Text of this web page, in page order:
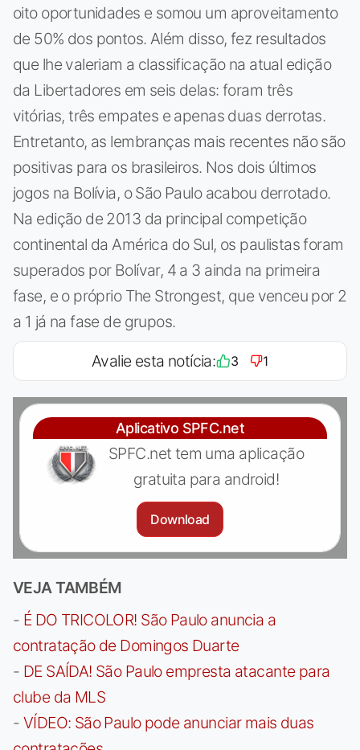
oito oportunidades e somou um aproveitamento
de 50% dos pontos. Além disso, fez resultados
que lhe valeriam a classificação na atual edição
da Libertadores em seis delas: foram três
vitórias, três empates e apenas duas derrotas.
Entretanto, as lembranças mais recentes não são
positivas para os brasileiros. Nos dois últimos
jogos na Bolívia, o São Paulo acabou derrotado.
Na edição de 2013 da principal competição
continental da América do Sul, os paulistas foram
superados por Bolívar, 4 a 3 ainda na primeira
fase, e o próprio The Strongest, que venceu por 2
a 1 já na fase de grupos.
Avalie esta notícia: 3 1
Aplicativo SPFC.net
SPFC.net tem uma aplicação
gratuita para android!
Download
VEJA TAMBÉM
- É DO TRICOLOR! São Paulo anuncia a
contratação de Domingos Duarte
- DE SAÍDA! São Paulo empresta atacante para
clube da MLS
- VÍDEO: São Paulo pode anunciar mais duas